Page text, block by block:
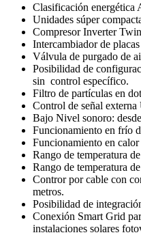
Clasificación energética
Unidades súper
Compresor Inverter
Intercambiador de
Válvula de purgado de
Posibilidad de
sin control específico.
Filtro de partículas en
Control de señal
Bajo Nivel sonoro:
Funcionamiento en frío
Funcionamiento en calor
Rango de temperatura
Rango de temperatura
Contror por cable con
metros.
Posibilidad de
Conexión Smart Grid
instalaciones solares